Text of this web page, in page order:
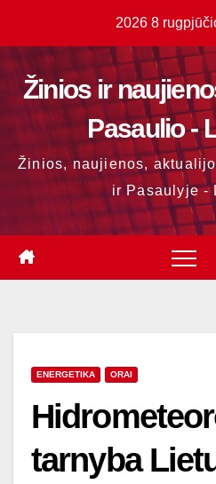
content
2026 8
Žinios ir
Pasaulio -
Žinios, naujienos,
ir Pasaulyje -
ENERGETIKA ORAI
tarnyba